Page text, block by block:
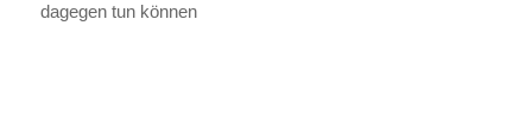
dagegen tun können